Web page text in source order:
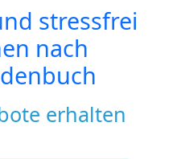
stressfrei
nach
erhalten